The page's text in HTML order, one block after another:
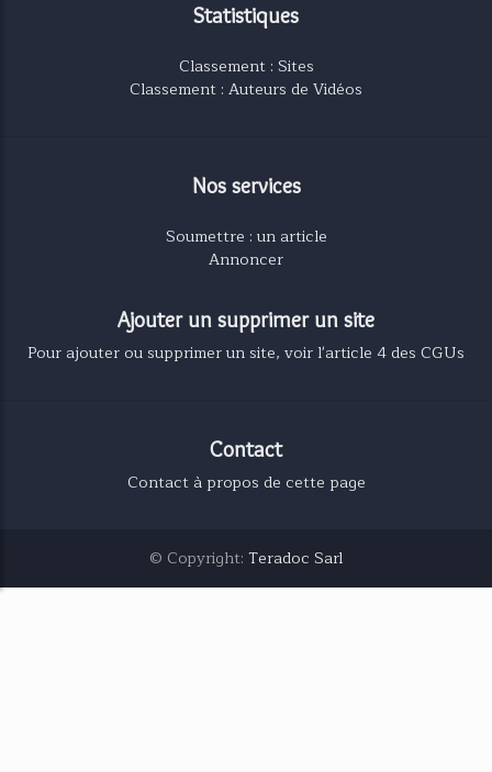
Statistiques
Classement : Sites
Classement : Auteurs de Vidéos
Nos services
Soumettre : un article
Annoncer
Ajouter un supprimer un site
Pour ajouter ou supprimer un site, voir l'article 4 des CGUs
Contact
Contact à propos de cette page
© Copyright: Teradoc Sarl